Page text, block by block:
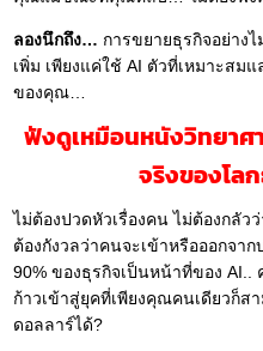
ลองนึกถึง… การขยายธุรกิจอย่าง
เพิ่ม เพียงแค่ใช้ AI ตัวที่เหมาะส
ของคุณ…
ฟังดูเหมือนหนังวิทยาศ
จริงของโล
ไม่ต้องปวดหัวเรื่องคน ไม่ต้องกลั
ต้องกังวลว่าคนจะเข้าหรือออกจา
90% ของธุรกิจเป็นหน้าที่ของ
ก้าวเข้าสู่ยุคที่เพียงคุณคนเดียวก็
ดอลลาร์ได้?